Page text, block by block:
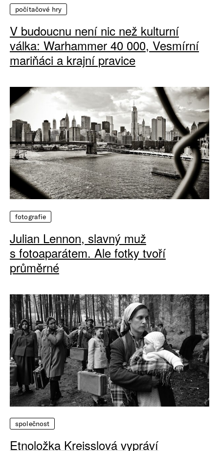
počítačové hry
V budoucnu není nic než kulturní
válka: Warhammer 40 000, Vesmírní
mariňáci a krajní pravice
fotografie
Julian Lennon, slavný muž
s fotoaparátem. Ale fotky tvoří
průměrné
společnost
Etnoložka Kreisslová vypráví